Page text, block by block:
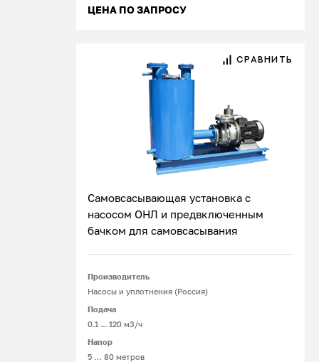
ЦЕНА ПО ЗАПРОСУ
СРАВНИТЬ
Самовсасывающая установка с
насосом ОНЛ и предвключенным
бачком для самовсасывания
Производитель
Насосы и уплотнения (Россия)
Подача
0.1 ... 120 м3/ч
Напор
5 … 80 метров